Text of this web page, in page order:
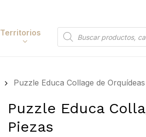
Papelería y
Electrónica y
Tecnología
Territorios
Búsqueda
Puzzle Educa Collage de
Puzzle Educa
Piezas